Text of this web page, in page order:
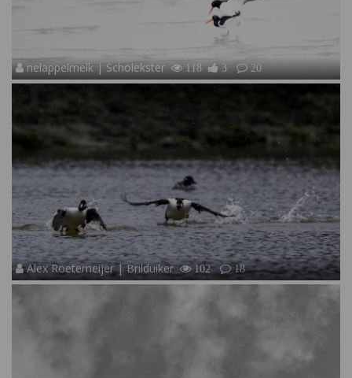
nelappelmelk | Scholekster 118 3 20
Alex Roetemeijer | Brilduiker 102 18